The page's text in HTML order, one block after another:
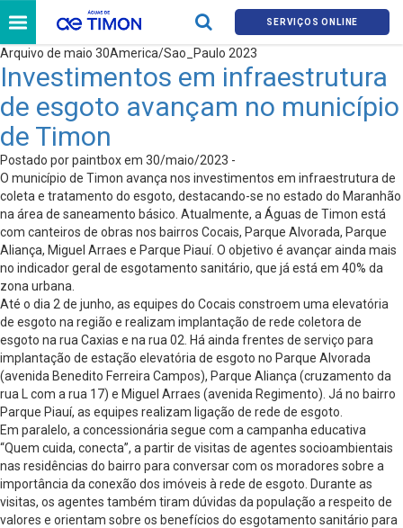
SERVIÇOS ONLINE
Arquivo de maio 30America/Sao_Paulo 2023
Investimentos em infraestrutura
de esgoto avançam no município
de Timon
Postado por paintbox em 30/maio/2023 -
O município de Timon avança nos investimentos em infraestrutura de
coleta e tratamento do esgoto, destacando-se no estado do Maranhão
na área de saneamento básico. Atualmente, a Águas de Timon está
com canteiros de obras nos bairros Cocais, Parque Alvorada, Parque
Aliança, Miguel Arraes e Parque Piauí. O objetivo é avançar ainda mais
no indicador geral de esgotamento sanitário, que já está em 40% da
zona urbana.
Até o dia 2 de junho, as equipes do Cocais constroem uma elevatória
de esgoto na região e realizam implantação de rede coletora de
esgoto na rua Caxias e na rua 02. Há ainda frentes de serviço para
implantação de estação elevatória de esgoto no Parque Alvorada
(avenida Benedito Ferreira Campos), Parque Aliança (cruzamento da
rua L com a rua 17) e Miguel Arraes (avenida Regimento). Já no bairro
Parque Piauí, as equipes realizam ligação de rede de esgoto.
Em paralelo, a concessionária segue com a campanha educativa
“Quem cuida, conecta”, a partir de visitas de agentes socioambientais
nas residências do bairro para conversar com os moradores sobre a
importância da conexão dos imóveis à rede de esgoto. Durante as
visitas, os agentes também tiram dúvidas da população a respeito de
valores e orientam sobre os benefícios do esgotamento sanitário para